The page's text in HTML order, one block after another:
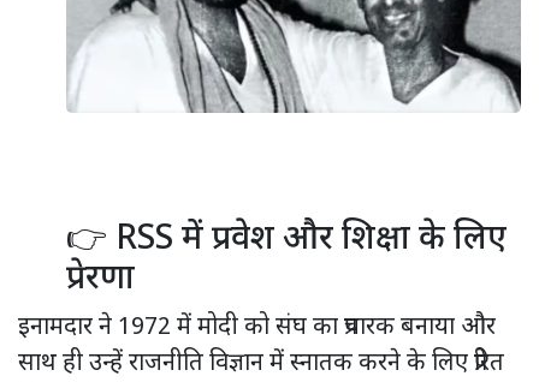
👉 RSS में प्रवेश और शिक्षा के लिए
प्रेरणा
इनामदार ने 1972 में मोदी को संघ का प्रचारक बनाया और
साथ ही उन्हें राजनीति विज्ञान में स्नातक करने के लिए प्रेरित